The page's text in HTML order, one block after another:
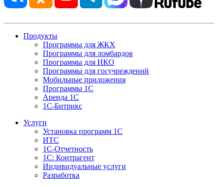
Продукты
Программы для ЖКХ
Программы для ломбардов
Программы для НКО
Программы для госучреждений
Мобильные приложения
Программы 1С
Аренда 1С
1С-Битрикс
Услуги
Установка программ 1С
ИТС
1С-Отчетность
1С: Контрагент
Индивидуальные услуги
Разработка